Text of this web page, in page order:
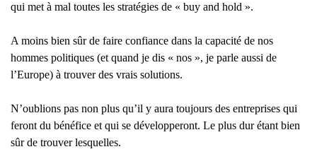
qui met à mal toutes les stratégies de « buy and hold ».
A moins bien sûr de faire confiance dans la capacité de nos
hommes politiques (et quand je dis « nos », je parle aussi de
l’Europe) à trouver des vrais solutions.
N’oublions pas non plus qu’il y aura toujours des entreprises qui
feront du bénéfice et qui se développeront. Le plus dur étant bien
sûr de trouver lesquelles.